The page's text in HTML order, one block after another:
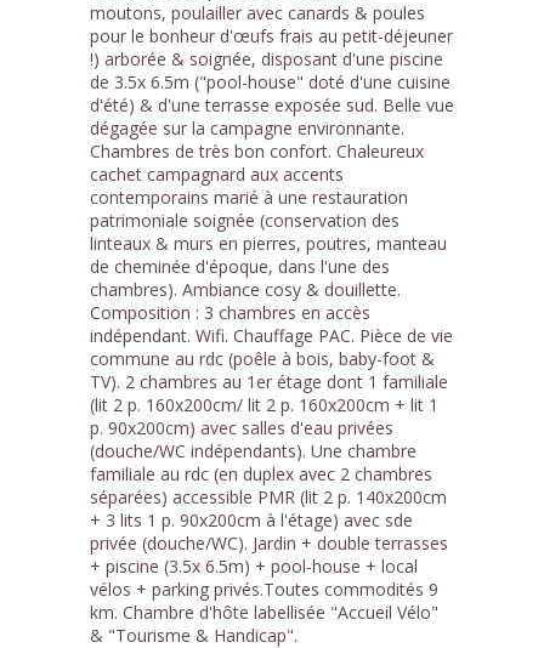
moutons, poulailler avec canards & poules
pour le bonheur d'œufs frais au petit-déjeuner
!) arborée & soignée, disposant d'une piscine
de 3.5x 6.5m ("pool-house" doté d'une cuisine
d'été) & d'une terrasse exposée sud. Belle vue
dégagée sur la campagne environnante.
Chambres de très bon confort. Chaleureux
cachet campagnard aux accents
contemporains marié à une restauration
patrimoniale soignée (conservation des
linteaux & murs en pierres, poutres, manteau
de cheminée d'époque, dans l'une des
chambres). Ambiance cosy & douillette.
Composition : 3 chambres en accès
indépendant. Wifi. Chauffage PAC. Pièce de vie
commune au rdc (poêle à bois, baby-foot &
TV). 2 chambres au 1er étage dont 1 familiale
(lit 2 p. 160x200cm/ lit 2 p. 160x200cm + lit 1
p. 90x200cm) avec salles d'eau privées
(douche/WC indépendants). Une chambre
familiale au rdc (en duplex avec 2 chambres
séparées) accessible PMR (lit 2 p. 140x200cm
+ 3 lits 1 p. 90x200cm à l'étage) avec sde
privée (douche/WC). Jardin + double terrasses
+ piscine (3.5x 6.5m) + pool-house + local
vélos + parking privés.Toutes commodités 9
km. Chambre d'hôte labellisée "Accueil Vélo"
& "Tourisme & Handicap".